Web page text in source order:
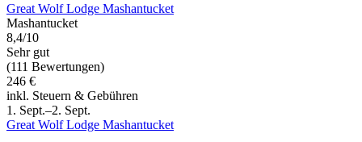
Great Wolf Lodge Mashantucket
Mashantucket
8,4/10
Sehr gut
(111 Bewertungen)
246 €
inkl. Steuern & Gebühren
1. Sept.–2. Sept.
Great Wolf Lodge Mashantucket